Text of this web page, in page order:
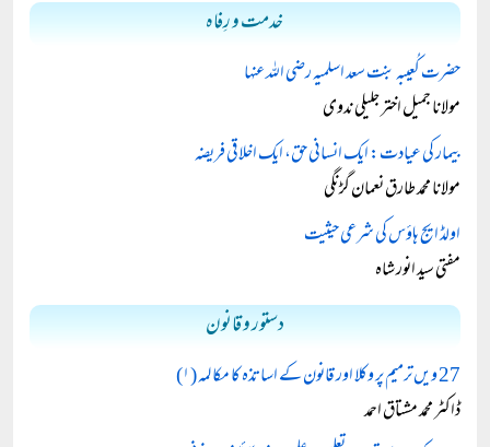
خدمت و رِفاہ
حضرت کُعیبہ بنت سعد اسلمیہ رضی اللہ عنہا
مولانا جمیل اختر جلیلی ندوی
بیمار کی عیادت: ایک انسانی حق، ایک اخلاقی فریضہ
مولانا محمد طارق نعمان گڑنگی
اولڈ ایج ہاؤس کی شرعی حیثیت
مفتی سید انور شاہ
دستور و قانون
27 ویں ترمیم پر وکلا اور قانون کے اساتذہ کا مکالمہ (۱)
ڈاکٹر محمد مشتاق احمد